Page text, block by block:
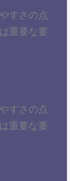
すさの点
重要な要
すさの点
重要な要